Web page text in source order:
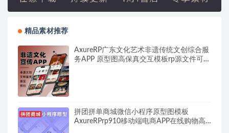
精品素材推荐
AxureRP广东文化艺术非遗传统文创综合服
务APP 原型图高保真交互模板rp源文件可编
拼团拼单商城微信小程序原型图模板
AxureRPrp910移动端电商APP在线购物高